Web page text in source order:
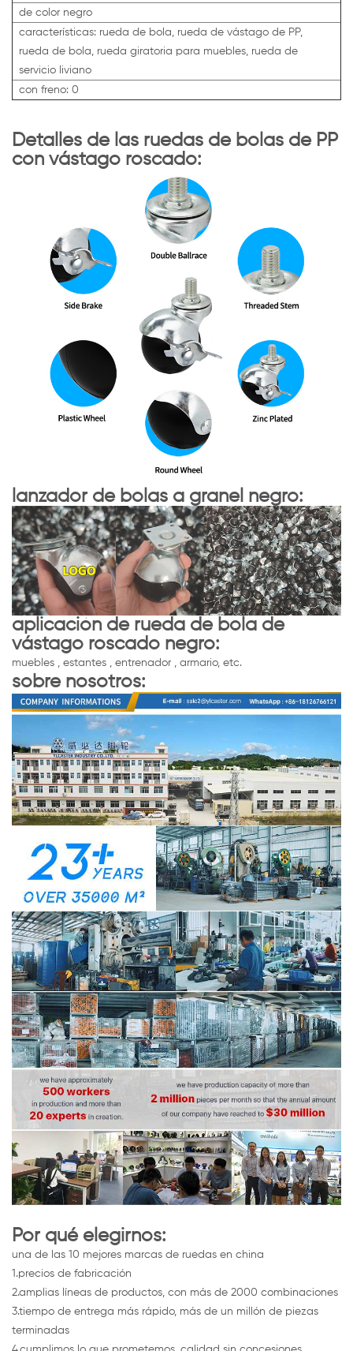
de color negro
características: rueda de bola, rueda de vástago de PP,
rueda de bola, rueda giratoria para muebles, rueda de
servicio liviano
con freno: 0
Detalles de las ruedas de bolas de PP
con vástago roscado:
lanzador de bolas a granel negro:
aplicación de rueda de bola de
vástago roscado negro:
muebles , estantes , entrenador , armario, etc.
sobre nosotros:
Por qué elegirnos:
una de las 10 mejores marcas de ruedas en china
1.precios de fabricación
2.amplias líneas de productos, con más de 2000 combinaciones
3.tiempo de entrega más rápido, más de un millón de piezas
terminadas